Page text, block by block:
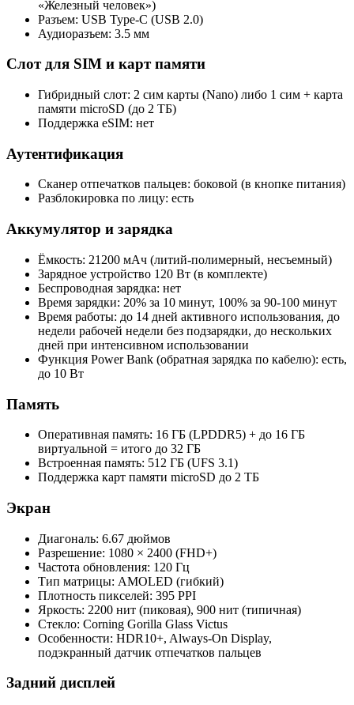
«Железный человек»)
Разъем: USB Type‑C (USB 2.0)
Аудиоразъем: 3.5 мм
Слот для SIM и карт памяти
Гибридный слот: 2 сим карты (Nano) либо 1 сим + карта
памяти microSD (до 2 ТБ)
Поддержка eSIM: нет
Аутентификация
Сканер отпечатков пальцев: боковой (в кнопке питания)
Разблокировка по лицу: есть
Аккумулятор и зарядка
Ёмкость: 21200 мАч (литий-полимерный, несъемный)
Зарядное устройство 120 Вт (в комплекте)
Беспроводная зарядка: нет
Время зарядки: 20% за 10 минут, 100% за 90-100 минут
Время работы: до 14 дней активного использования, до
недели рабочей недели без подзарядки, до нескольких
дней при интенсивном использовании
Функция Power Bank (обратная зарядка по кабелю): есть,
до 10 Вт
Память
Оперативная память: 16 ГБ (LPDDR5) + до 16 ГБ
виртуальной = итого до 32 ГБ
Встроенная память: 512 ГБ (UFS 3.1)
Поддержка карт памяти microSD до 2 ТБ
Экран
Диагональ: 6.67 дюймов
Разрешение: 1080 × 2400 (FHD+)
Частота обновления: 120 Гц
Тип матрицы: AMOLED (гибкий)
Плотность пикселей: 395 PPI
Яркость: 2200 нит (пиковая), 900 нит (типичная)
Стекло: Corning Gorilla Glass Victus
Особенности: HDR10+, Always-On Display,
подэкранный датчик отпечатков пальцев
Задний дисплей